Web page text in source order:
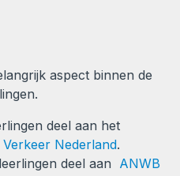
aspect binnen de
deel aan het
Nederland.
deel aan ANWB